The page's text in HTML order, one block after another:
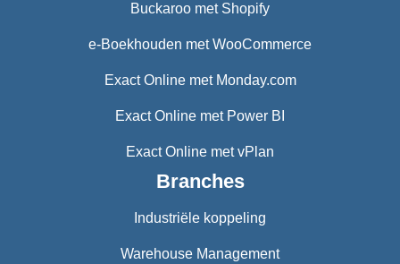
Buckaroo met Shopify
e-Boekhouden met WooCommerce
Exact Online met Monday.com
Exact Online met Power BI
Exact Online met vPlan
Branches
Industriële koppeling
Warehouse Management